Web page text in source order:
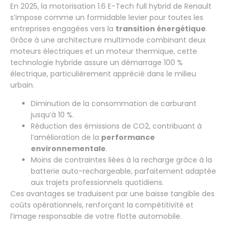
En 2025, la motorisation 1.6 E-Tech full hybrid de Renault
s’impose comme un formidable levier pour toutes les
entreprises engagées vers la transition énergétique.
Grâce à une architecture multimode combinant deux
moteurs électriques et un moteur thermique, cette
technologie hybride assure un démarrage 100 %
électrique, particulièrement apprécié dans le milieu
urbain.
Diminution de la consommation de carburant
jusqu’à 10 %.
Réduction des émissions de CO2, contribuant à
l’amélioration de la performance
environnementale.
Moins de contraintes liées à la recharge grâce à la
batterie auto-rechargeable, parfaitement adaptée
aux trajets professionnels quotidiens.
Ces avantages se traduisent par une baisse tangible des
coûts opérationnels, renforçant la compétitivité et
l’image responsable de votre flotte automobile.